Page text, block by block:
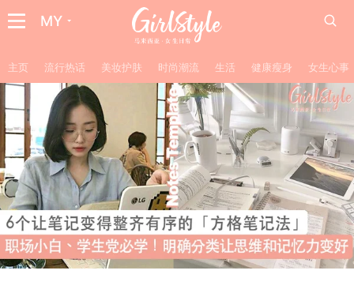
MY
主页 流行热话 美妆护肤 时尚潮流 生活 健康瘦身 女生心事